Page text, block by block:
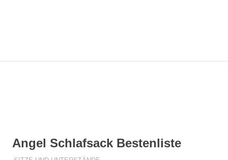
Angel Schlafsack Bestenliste